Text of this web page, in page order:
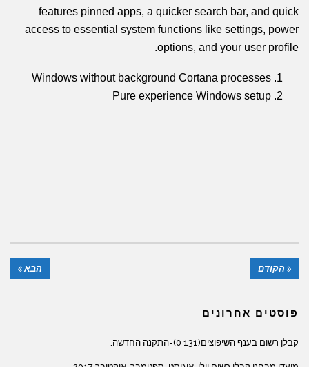
features pinned apps, a quicker search bar, and quick
access to essential system functions like settings, power
options, and your user profile.
Windows without background Cortana processes
Pure experience Windows setup
« הקודם הבא »
פוסטים אחרונים
קבלן רשום בענף השיפוצים(131 0)-התקנה החדשה.